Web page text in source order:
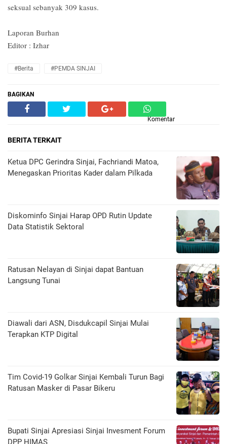
seksual sebanyak 309 kasus.
Laporan Burhan
Editor : Izhar‎
#Berita #PEMDA SINJAI
BAGIKAN
Komentar
BERITA TERKAIT
Ketua DPC Gerindra Sinjai, Fachriandi Matoa,
Menegaskan Prioritas Kader dalam Pilkada
Diskominfo Sinjai Harap OPD Rutin Update
Data Statistik Sektoral
Ratusan Nelayan di Sinjai dapat Bantuan
Langsung Tunai
Diawali dari ASN, Disdukcapil Sinjai Mulai
Terapkan KTP Digital
Tim Covid-19 Golkar Sinjai Kembali Turun Bagi
Ratusan Masker di Pasar Bikeru
Bupati Sinjai Apresiasi Sinjai Invesment Forum
DPP HIMAS